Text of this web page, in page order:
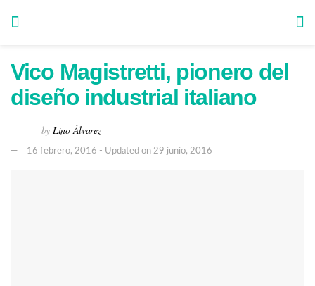
Vico Magistretti, pionero del
diseño industrial italiano
by Lino Álvarez
16 febrero, 2016 - Updated on 29 junio, 2016